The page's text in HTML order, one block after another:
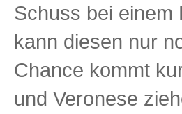
Schuss bei
kann diesen nur
Chance kommt
und Veronese